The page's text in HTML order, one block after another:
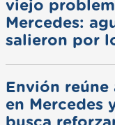
viejo
Mercedes:
salieron por
Envión reúne
en Mercedes